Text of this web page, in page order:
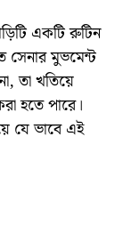
একটি রুটিন
সেনার মুভমেন্ট
তা খতিয়ে
হতে পারে।
যে ভাবে এই